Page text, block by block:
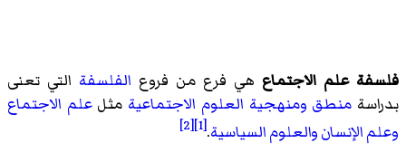
فلسفة علم الاجتماع هي فرع من فروع الفلسفة التي تعنى
بدراسة منطق ومنهجية العلوم الاجتماعية مثلعلم الاجتماع
وعلم الإنسانوالعلوم السياسية.
[1]
[2]